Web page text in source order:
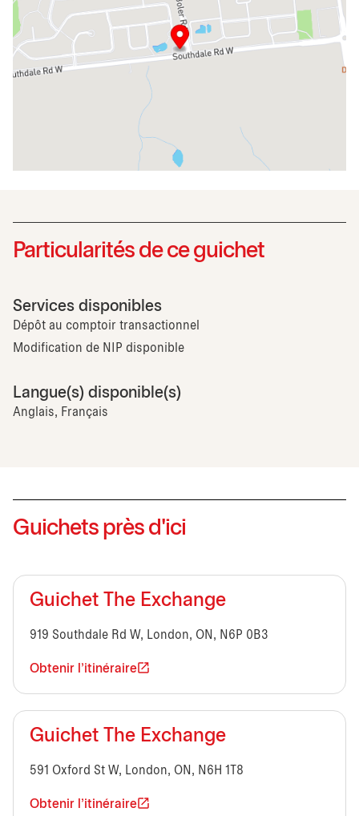
Particularités de ce guichet
Services disponibles
Dépôt au comptoir transactionnel
Modification de NIP disponible
Langue(s) disponible(s)
Anglais, Français
Guichets près d'ici
Guichet The Exchange
919 Southdale Rd W, London, ON, N6P 0B3
Obtenir l'itinéraire
Guichet The Exchange
591 Oxford St W, London, ON, N6H 1T8
Obtenir l'itinéraire